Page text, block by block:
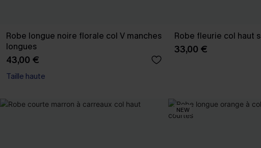
Robe longue noire florale col V manches
longues
43,00 €
Taille haute
Robe fleurie col haut
33,00 €
NEW